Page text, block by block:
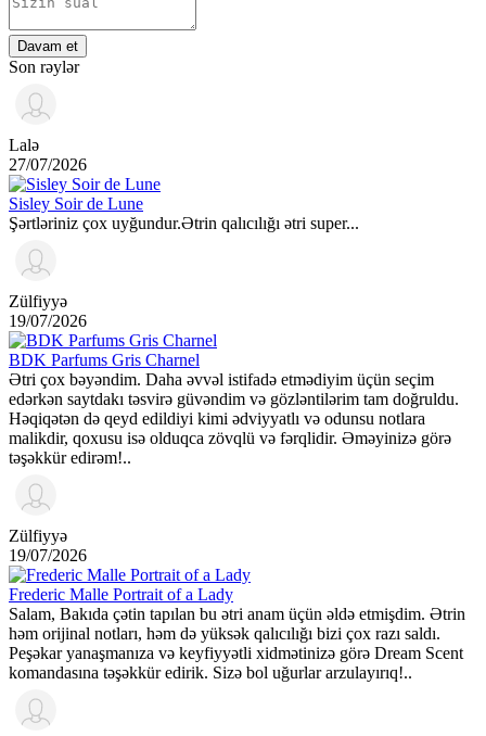
Davam et
Son rəylər
Lalə
27/07/2026
Sisley Soir de Lune
Şərtləriniz çox uyğundur.Ətrin qalıcılığı ətri super...
Zülfiyyə
19/07/2026
BDK Parfums Gris Charnel
Ətri çox bəyəndim. Daha əvvəl istifadə etmədiyim üçün seçim
edərkən saytdakı təsvirə güvəndim və gözləntilərim tam doğruldu.
Həqiqətən də qeyd edildiyi kimi ədviyyatlı və odunsu notlara
malikdir, qoxusu isə olduqca zövqlü və fərqlidir. Əməyinizə görə
təşəkkür edirəm!..
Zülfiyyə
19/07/2026
Frederic Malle Portrait of a Lady
Salam, Bakıda çətin tapılan bu ətri anam üçün əldə etmişdim. Ətrin
həm orijinal notları, həm də yüksək qalıcılığı bizi çox razı saldı.
Peşəkar yanaşmanıza və keyfiyyətli xidmətinizə görə Dream Scent
komandasına təşəkkür edirik. Sizə bol uğurlar arzulayırıq!..